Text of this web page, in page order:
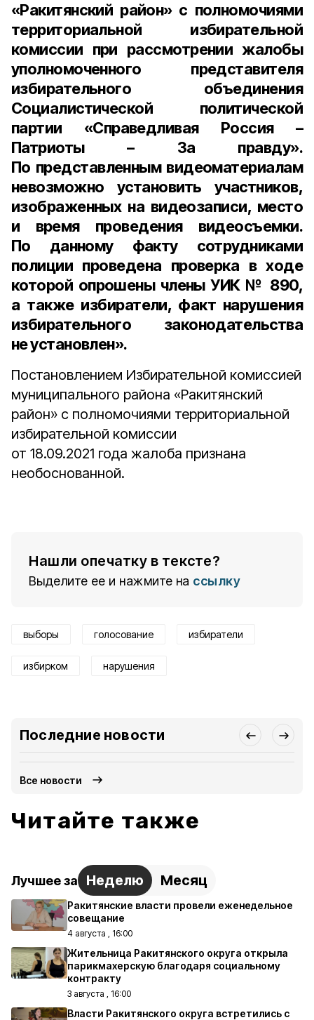
«Ракитянский район» с полномочиями
территориальной избирательной
комиссии при рассмотрении жалобы
уполномоченного представителя
избирательного объединения
Социалистической политической
партии «Справедливая Россия –
Патриоты – За правду».
По представленным видеоматериалам
невозможно установить участников,
изображенных на видеозаписи, место
и время проведения видеосъемки.
По данному факту сотрудниками
полиции проведена проверка в ходе
которой опрошены члены УИК № 890,
а также избиратели, факт нарушения
избирательного законодательства
не установлен».
Постановлением Избирательной комиссией
муниципального района «Ракитянский
район» с полномочиями территориальной
избирательной комиссии
от 18.09.2021 года жалоба признана
необоснованной.
Нашли опечатку в тексте?
Выделите ее и нажмите на ссылку
выборы голосование избиратели
избирком нарушения
Последние новости
Все новости
Читайте также
Лучшее за Неделю Месяц
Ракитянские власти провели еженедельное
совещание
4 августа , 16:00
Жительница Ракитянского округа открыла
парикмахерскую благодаря социальному
контракту
3 августа , 16:00
Власти Ракитянского округа встретились с